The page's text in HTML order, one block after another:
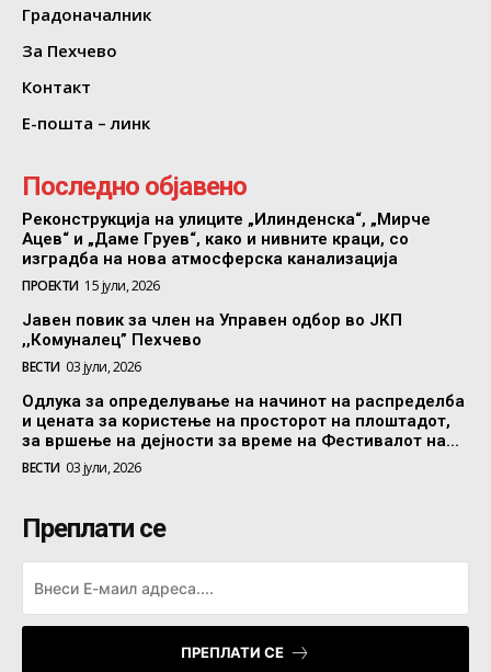
Градоначалник
За Пехчево
Контакт
Е-пошта – линк
Последно објавено
Реконструкција на улиците „Илинденска“, „Мирче
Ацев“ и „Даме Груев“, како и нивните краци, со
изградба на нова атмосферска канализација
ПРОЕКТИ 15 јули, 2026
Јавен повик за член на Управен одбор во ЈКП
,,Комуналец” Пехчево
ВЕСТИ 03 јули, 2026
Одлука за определување на начинот на распределба
и цената за користење на просторот на плоштадот,
за вршење на дејности за време на Фестивалот на...
ВЕСТИ 03 јули, 2026
Преплати се
ПРЕПЛАТИ СЕ